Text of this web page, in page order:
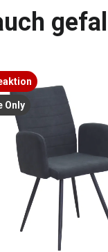
Only